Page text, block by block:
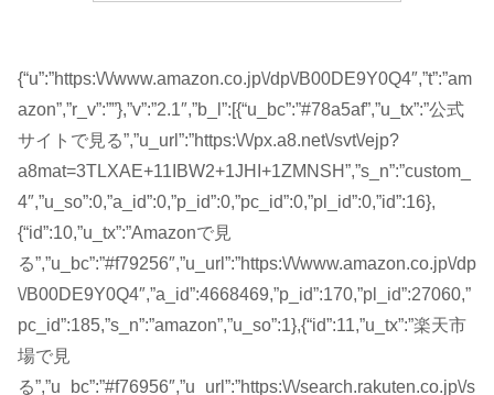
{“u”:”https:\/\/www.amazon.co.jp\/dp\/B00DE9Y0Q4″,”t”:”am
azon”,”r_v”:””},”v”:”2.1″,”b_l”:[{“u_bc”:”#78a5af”,”u_tx”:”公式
サイトで見る”,”u_url”:”https:\/\/px.a8.net\/svt\/ejp?
a8mat=3TLXAE+11IBW2+1JHI+1ZMNSH”,”s_n”:”custom_
4″,”u_so”:0,”a_id”:0,”p_id”:0,”pc_id”:0,”pl_id”:0,”id”:16},
{“id”:10,”u_tx”:”Amazonで見
る”,”u_bc”:”#f79256″,”u_url”:”https:\/\/www.amazon.co.jp\/dp
\/B00DE9Y0Q4″,”a_id”:4668469,”p_id”:170,”pl_id”:27060,”
pc_id”:185,”s_n”:”amazon”,”u_so”:1},{“id”:11,”u_tx”:”楽天市
場で見
る”,”u_bc”:”#f76956″,”u_url”:”https:\/\/search.rakuten.co.jp\/s